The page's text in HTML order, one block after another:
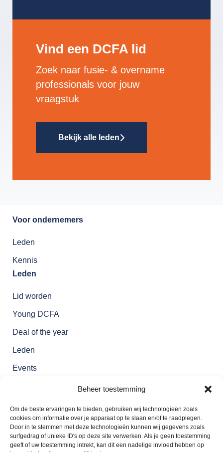
Beheer toestemming
Om de beste ervaringen te bieden, gebruiken wij technologieën zoals
cookies om informatie over je apparaat op te slaan en/of te raadplegen.
Door in te stemmen met deze technologieën kunnen wij gegevens zoals
surfgedrag of unieke ID's op deze site verwerken. Als je geen toestemming
geeft of uw toestemming intrekt, kan dit een nadelige invloed hebben op
Vind een DCFA lid
Zoek naar fusie- & overname
professionals voor jouw
vraagstuk
Bekijk alle leden
Voor ondernemers
Leden
Kennis
Leden
Lid worden
Young DCFA
Deal of the year
Leden
Events
Contact
Contact